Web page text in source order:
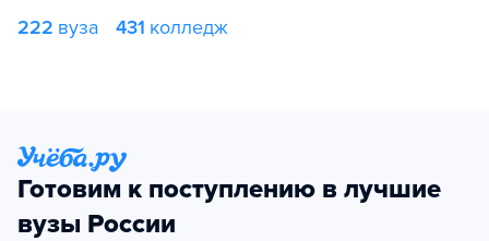
222 вуза 431 колледж
Готовим к поступлению в лучшие
вузы России